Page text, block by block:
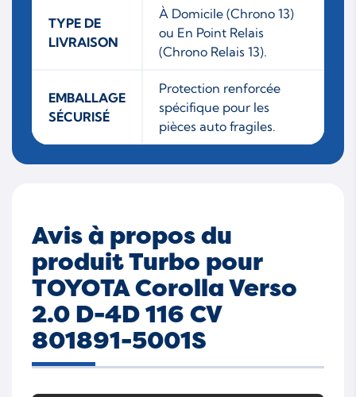
TYPE DE
LIVRAISON
À Domicile (Chrono 13)
ou En Point Relais
(Chrono Relais 13).
EMBALLAGE
SÉCURISÉ
Protection renforcée
spécifique pour les
pièces auto fragiles.
Avis à propos du
produit Turbo pour
TOYOTA Corolla Verso
2.0 D-4D 116 CV
801891-5001S